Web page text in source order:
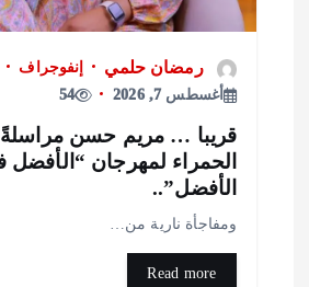
رمضان حلمي
إنفوجراف
أغسطس 7, 2026
54
… مريم حسن مراسلةً للسجادة
لمهرجان “الأفضل في
نارية من…